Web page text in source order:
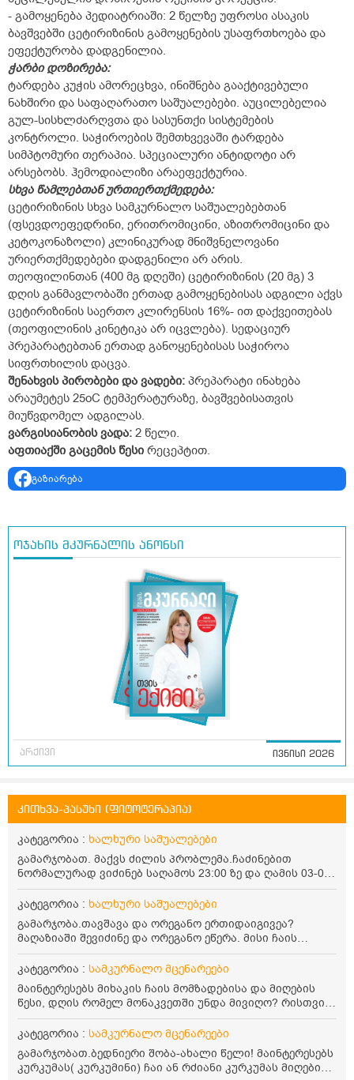
- გამოყენება პედიატრიაში: 2 წელზე უფროსი ასაკის
ბავშვებში ცეტირიზინის გამოყენების უსაფრთხოება და
ეფექტურობა დადგენილია.
ჭარბიდოზირება:
ტარდება კუჭის ამორეცხვა, ინიშნება გააქტივებული
ნახშირი და საფაღარათო საშუალებები. აუცილებელია
გულ-სისხლძარღვთა და სასუნთქი სისტემების
კონტროლი. საჭიროების შემთხვევაში ტარდება
სიმპტომური თერაპია. სპეციალური ანტიდოტი არ
არსებობს. ჰემოდიალიზი არაეფექტურია.
სხვა წამლებთანურთიერთქმედება:
ცეტირიზინის სხვა სამკურნალო საშუალებებთან
(ფსევდოეფედრინი, ერითრომიცინი, აზითრომიცინი და
კეტოკონაზოლი) კლინიკურად მნიშვნელოვანი
ურიერთქმედებები დადგენილი არ არის.
თეოფილინთან (400 მგ დღეში) ცეტირიზინის (20 მგ) 3
დღის განმავლობაში ერთად გამოყენებისას ადგილი აქვს
ცეტირიზინის საერთო კლირენსის 16%- ით დაქვეითებას
(თეოფილინის კინეტიკა არ იცვლება). სედაციურ
პრეპარატებთან ერთად განოყენებისას საჭიროა
სიფრთხილის დაცვა.
შენახვისპირობები და ვადები: პრეპარატი ინახება
არაუმეტეს 25oC ტემპერატურაზე, ბავშვებისათვის
მიუწვდომელ ადგილას.
ვარგისიანობის ვადა: 2 წელი.
აფთიაქში გაცემის წესი რეცეპტით.
გაზიარება
ოჯახის მკურნალის ანონსი
არქივი ივნისი 2026
კითხვა-პასუხი (ფიტოტერაპია)
კატეგორია : ხალხური საშუალებები
გამარჯობათ. მაქვს ძილის პრობლემა.ჩაძინებით
ნორმალურად ვიძინებ საღამოს 23:00 ზე და ღამის 03-00
ან 04:00 საათზე მეღვიძება და მერე ვერ ვიძინებ
ვერაფრით.რამე ხალხური საშუალება თუ არის ამ
პრობლემის მოსაგვარებლად
კატეგორია : ხალხური საშუალებები
გამარჯობა.თავშავა და ორეგანო ერთიდაიგივეა?
მაღაზიაში შევიძინე და ორეგანო ეწერა. მისი ჩაის
დალევის წესი მაინტერესებს.რისთვის არის კარგი?
წავიკითხე რომ: 1 ჭიქა თბილ წყალში ჩავყაროთ 1 ჩაის
კოვზი დაქუცმაცებული და გამხმარი ორეგანო და
გავაჩეროთ 10-15 წუთი, მივიღოთო ჭამიდან 1-2 საათში.
მიზანი: ანტიოქსიდანტური და ანთების საწინააღმდეგო
თვისება. სწორია ეს ინფორმაცია? უკუჩვენება რა აქვს
და ბრონქულ ასთმას თუ შველის ორეგანოს ჩაი?
კატეგორია : სამკურნალო მცენარეები
მაინტერესებს მიხაკის ჩაის მომზადებისა და მიღების
წესი, დღის რომელ მონაკვეთში უნდა მივიღო? რისთვის
არის სასარგებლო და უკუჩვენება თუ აქვს
კატეგორია : სამკურნალო მცენარეები
გამარჯობათ.ბედნიერი შობა-ახალი წელი! მაინტერესებს
კურკუმას( კურკუმინი) ჩაი ან რძიანი კურკუმას მიღების